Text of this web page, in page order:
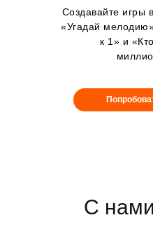
Создавайте игры
«Угадай
к 1» и
С